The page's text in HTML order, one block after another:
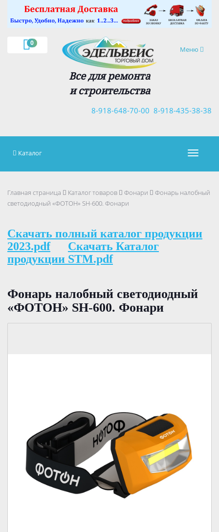
0
Навигация
Меню
Все для ремонта
и строительства
8-918-435-38-38
8-918-648-70-00
×
Каталог
Главная страница Каталог товаров Фонари
Фонарь налобный
светодиодный «ФОТОН» SH-600. Фонари
Скачать полный каталог продукции
2023.pdf
Скачать Каталог
продукции STM.pdf
Фонарь налобный светодиодный
«ФОТОН» SH-600. Фонари